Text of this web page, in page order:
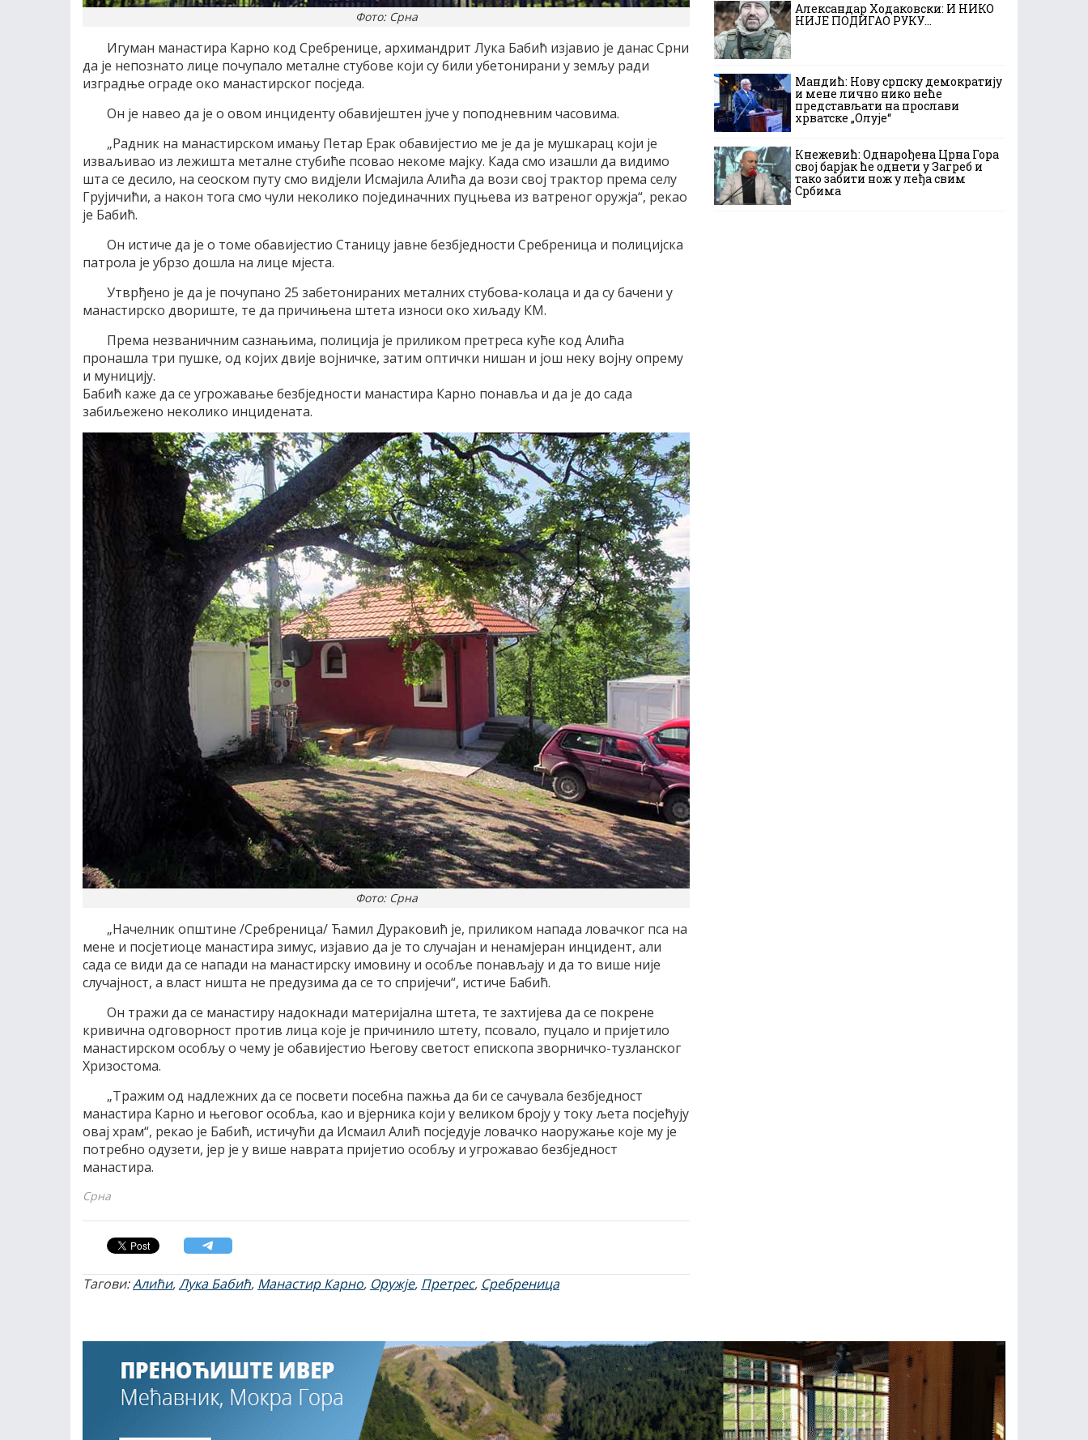
Фото: Срна
Игуман манастира Карно код Сребренице, архимандрит Лука Бабић изјавио је данас Срни
да је непознато лице почупало металне стубове који су били убетонирани у земљу ради
изградње ограде око манастирског посједа.
Он је навео да је о овом инциденту обавијештен јуче у поподневним часовима.
„Радник на манастирском имању Петар Ерак обавијестио ме је да је мушкарац који је
изваљивао из лежишта металне стубиће псовао некоме мајку. Када смо изашли да видимо
шта се десило, на сеоском путу смо видјели Исмајила Алића да вози свој трактор према селу
Грујичићи, а након тога смо чули неколико појединачних пуцњева из ватреног оружја“, рекао
је Бабић.
Он истиче да је о томе обавијестио Станицу јавне безбједности Сребреница и полицијска
патрола је убрзо дошла на лице мјеста.
Утврђено је да је почупано 25 забетонираних металних стубова-колаца и да су бачени у
манастирско двориште, те да причињена штета износи око хиљаду КМ.
Према незваничним сазнањима, полиција је приликом претреса куће код Алића
пронашла три пушке, од којих двије војничке, затим оптички нишан и још неку војну опрему
и муницију.
Бабић каже да се угрожавање безбједности манастира Карно понавља и да је до сада
забиљежено неколико инцидената.
Фото: Срна
„Начелник општине /Сребреница/ Ћамил Дураковић је, приликом напада ловачког пса на
мене и посјетиоце манастира зимус, изјавио да је то случајан и ненамјеран инцидент, али
сада се види да се напади на манастирску имовину и особље понављају и да то више није
случајност, а власт ништа не предузима да се то спријечи“, истиче Бабић.
Он тражи да се манастиру надокнади материјална штета, те захтијева да се покрене
кривична одговорност против лица које је причинило штету, псовало, пуцало и пријетило
манастирском особљу о чему је обавијестио Његову светост епископа зворничко-тузланског
Хризостома.
„Тражим од надлежних да се посвети посебна пажња да би се сачувала безбједност
манастира Карно и његовог особља, као и вјерника који у великом броју у току љета посјећују
овај храм“, рекао је Бабић, истичући да Исмаил Алић посједује ловачко наоружање које му је
потребно одузети, јер је у више наврата пријетио особљу и угрожавао безбједност
манастира.
Срна
Тагови:Алићи,Лука Бабић, Манастир Карно, Оружје, Претрес, Сребреница
Александар Ходаковски: И НИКО
НИЈЕ ПОДИГАО РУКУ…
Мандић: Нову српску демократију
и мене лично нико неће
представљати на прослави
хрватске „Олује“
Кнежевић: Однарођена Црна Гора
свој барјак ће однети у Загреб и
тако забити нож у леђа свим
Србима